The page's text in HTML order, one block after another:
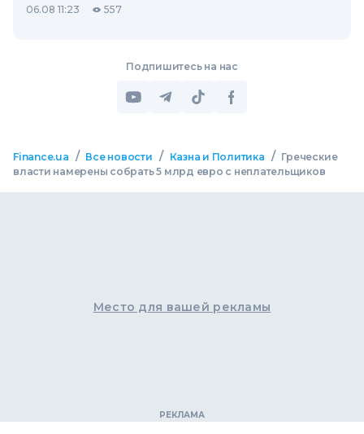
06.08 11:23 557
Подпишитесь на нас
Finance.ua / Все новости / Казна и Политика / Греческие
власти намерены собрать 5 млрд евро с неплательщиков
Место для вашей рекламы